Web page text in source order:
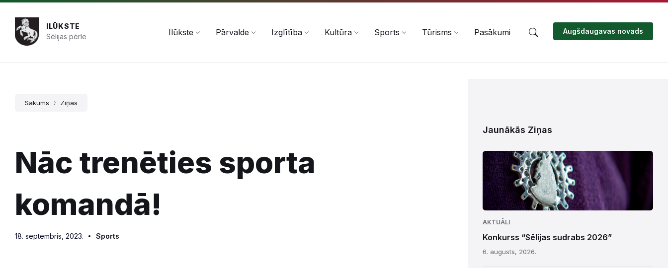
Pāriet
saturu
Skip
navigation
Skip
footer
ILŪKSTE
Sēlijas pērle
Ilūkste Pārvalde Izglītība Kultūra Sports Tūrisms Pasākumi Augšdaugavas novads
Sākums Ziņas
Nāc trenēties sporta
komandā!
18. septembris, 2023. Sports
Jaunākās Ziņas
AKTUĀLI
Konkurss “Sēlijas sudrabs 2026”
6. augusts, 2026.